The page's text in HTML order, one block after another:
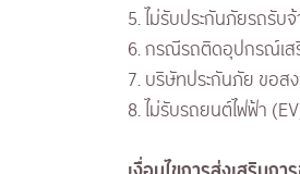
5. ไม่รับประกันภัยรถรับ
6. กรณีรถติดอุปกรณ์เสริ
7. บริษัทประกันภัย ขอส
8. ไม่รับรถยนต์ไฟฟ้า